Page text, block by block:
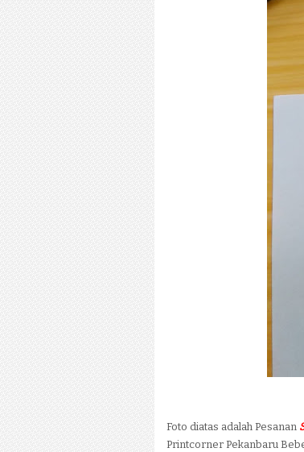
Foto diatas adalah Pesanan
Printcorner Pekanbaru